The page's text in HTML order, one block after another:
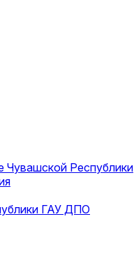
Чувашской Республики
ГАУ ДПО